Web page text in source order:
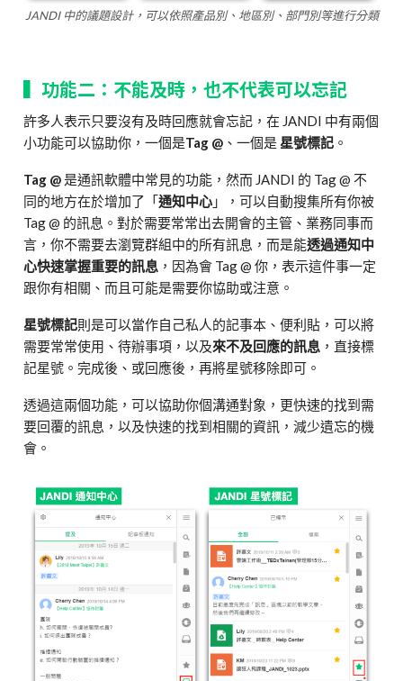
JANDI 中的議題設計，可以依照產品別、地區別、部門別等進行分類
▍功能二：不能及時，也不代表可以忘記
許多人表示只要沒有及時回應就會忘記，在 JANDI 中有兩個
小功能可以協助你，一個是Tag @ 、一個是星號標記 。
Tag @是通訊軟體中常見的功能，然而 JANDI 的 Tag @ 不
同的地方在於增加了「通知中心 」，可以自動搜集所有你被
Tag @ 的訊息。對於需要常常出去開會的主管、業務同事而
言，你不需要去瀏覽群組中的所有訊息，而是能透過通知中
心快速掌握重要的訊息 ，因為會 Tag @ 你，表示這件事一定
跟你有相關、而且可能是需要你協助或注意。
星號標記則是可以當作自己私人的記事本、便利貼，可以將
需要常常使用、待辦事項，以及來不及回應的訊息 ，直接標
記星號。完成後、或回應後，再將星號移除即可。
透過這兩個功能，可以協助你個溝通對象，更快速的找到需
要回覆的訊息，以及快速的找到相關的資訊，減少遺忘的機
會。